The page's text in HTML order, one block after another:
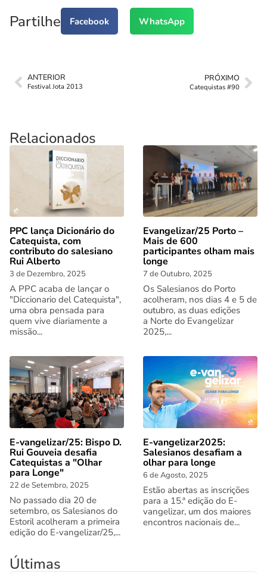
Partilhe Facebook WhatsApp
ANTERIOR
Festival Jota 2013
PRÓXIMO
Catequistas #90
Relacionados
PPC lança Dicionário do
Catequista, com
contributo do salesiano
Rui Alberto
3 de Dezembro, 2025
A PPC acaba de lançar o
"Diccionario del Catequista",
uma obra pensada para
quem vive diariamente a
missão...
Evangelizar/25 Porto –
Mais de 600
participantes olham mais
longe
7 de Outubro, 2025
Os Salesianos do Porto
acolheram, nos dias 4 e 5 de
outubro, as duas edições
a Norte do Evangelizar
2025,...
E-vangelizar/25: Bispo D.
Rui Gouveia desafia
Catequistas a "Olhar
para Longe"
22 de Setembro, 2025
No passado dia 20 de
setembro, os Salesianos do
Estoril acolheram a primeira
edição do E-vangelizar/25,...
E-vangelizar2025:
Salesianos desafiam a
olhar para longe
6 de Agosto, 2025
Estão abertas as inscrições
para a 15.ª edição do E-
vangelizar, um dos maiores
encontros nacionais de...
Últimas